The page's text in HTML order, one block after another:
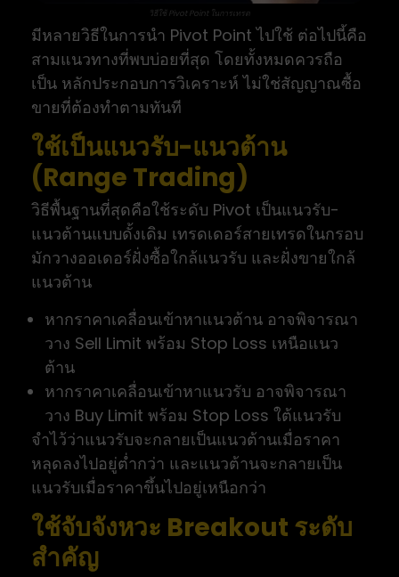
วิธีใช้ Pivot Point ในการเทรด
มีหลายวิธีในการนำ Pivot Point ไปใช้ ต่อไปนี้คือ
สามแนวทางที่พบบ่อยที่สุด โดยทั้งหมดควรถือ
เป็น หลักประกอบการวิเคราะห์ ไม่ใช่สัญญาณซื้อ
ขายที่ต้องทำตามทันที
ใช้เป็นแนวรับ-แนวต้าน
(Range Trading)
วิธีพื้นฐานที่สุดคือใช้ระดับ Pivot เป็นแนวรับ-
แนวต้านแบบดั้งเดิม เทรดเดอร์สายเทรดในกรอบ
มักวางออเดอร์ฝั่งซื้อใกล้แนวรับ และฝั่งขายใกล้
แนวต้าน
หากราคาเคลื่อนเข้าหาแนวต้าน อาจพิจารณา
วาง Sell Limit พร้อม Stop Loss เหนือแนว
ต้าน
หากราคาเคลื่อนเข้าหาแนวรับ อาจพิจารณา
วาง Buy Limit พร้อม Stop Loss ใต้แนวรับ
จำไว้ว่าแนวรับจะกลายเป็นแนวต้านเมื่อราคา
หลุดลงไปอยู่ต่ำกว่า และแนวต้านจะกลายเป็น
แนวรับเมื่อราคาขึ้นไปอยู่เหนือกว่า
ใช้จับจังหวะ Breakout ระดับ
สำคัญ